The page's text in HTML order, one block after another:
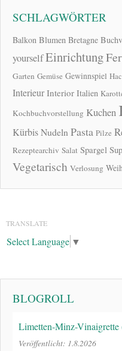
SCHLAGWÖRTER
Balkon Blumen Bretagne
yourselfEinrichtung
Garten Gemüse Gewinnspiel
Interieur Interior Italien
Kochbuchvorstellung Kuchen
KürbisNudeln Pasta Pilze
Rezeptearchiv Salat Spargel
Vegetarisch Verlosung
TRANSLATE
Select Language ▼
BLOGROLL
Limetten-Minz-Vinaigrette
Veröffentlicht: 1.8.2026